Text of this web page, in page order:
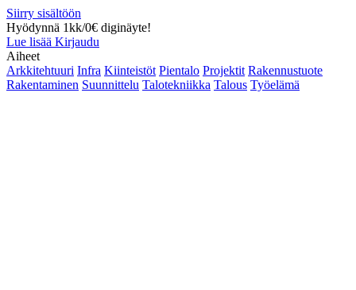
Siirry sisältöön
Hyödynnä 1kk/0€ diginäyte!
Lue lisää Kirjaudu
Aiheet
Arkkitehtuuri Infra Kiinteistöt Pientalo Projektit Rakennustuote
Rakentaminen Suunnittelu Talotekniikka Talous Työelämä